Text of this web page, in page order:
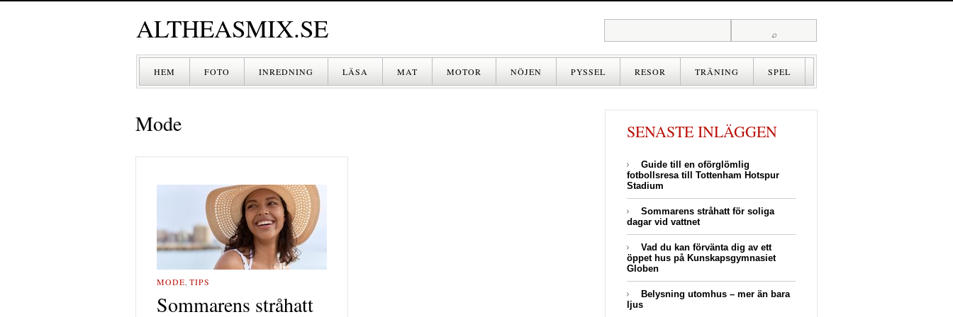
ALTHEASMIX.SE
HEM FOTO INREDNING LÄSA MAT MOTOR NÖJEN PYSSEL RESOR TRÄNING SPEL
Mode
MODE, TIPS
Sommarens stråhatt
SENASTE INLÄGGEN
Guide till en oförglömlig
fotbollsresa till Tottenham Hotspur
Stadium
Sommarens stråhatt för soliga
dagar vid vattnet
Vad du kan förvänta dig av ett
öppet hus på Kunskapsgymnasiet
Globen
Belysning utomhus – mer än bara
ljus